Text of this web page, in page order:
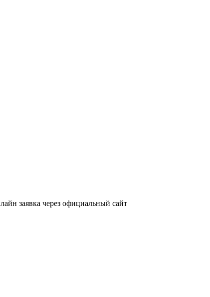
заявка через официальный сайт